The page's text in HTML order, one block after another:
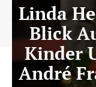
Linda
Blick
Kinder
André